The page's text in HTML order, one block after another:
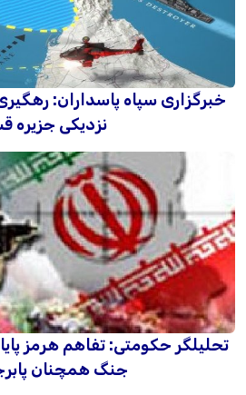
خبرگزاری سپاه پاسداران:
نزدیکی جزیره
تحلیلگر حکومتی: تفاهم هرمز
جنگ همچنان